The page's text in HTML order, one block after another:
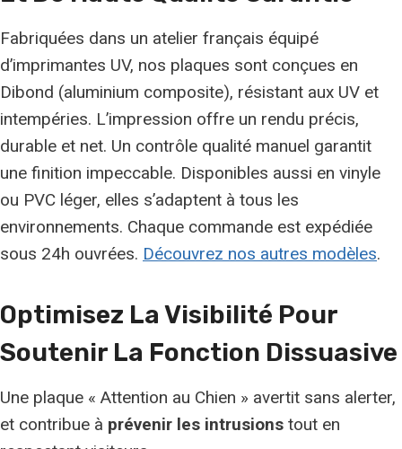
Fabriquées dans un atelier français équipé
d’imprimantes UV, nos plaques sont conçues en
Dibond (aluminium composite), résistant aux UV et
intempéries. L’impression offre un rendu précis,
durable et net. Un contrôle qualité manuel garantit
une finition impeccable. Disponibles aussi en vinyle
ou PVC léger, elles s’adaptent à tous les
environnements. Chaque commande est expédiée
sous 24h ouvrées. Découvrez nos autres modèles.
Optimisez La Visibilité Pour
Soutenir La Fonction Dissuasive
Une plaque « Attention au Chien » avertit sans alerter,
et contribue à prévenir les intrusions tout en